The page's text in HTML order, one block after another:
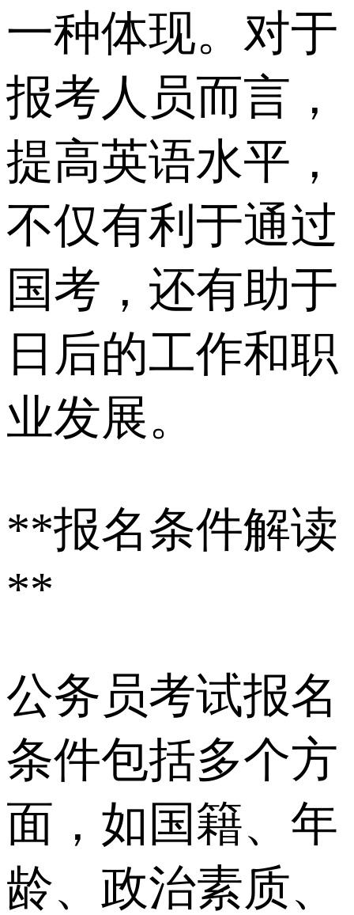
一种体现。对于
报考人员而言，
提高英语水平，
不仅有利于通过
国考，还有助于
日后的工作和职
业发展。
**报名条件解读
**
公务员考试报名
条件包括多个方
面，如国籍、年
龄、政治素质、